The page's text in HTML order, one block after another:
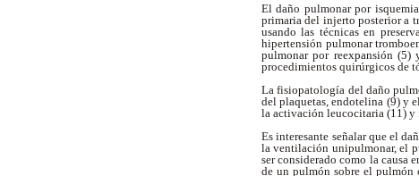
El daño pulmonar por
primaria del injerto posterior a
usando las técnicas en
hipertensión pulmonar
pulmonar por reexpansión
procedimientos quirúrgicos de
La fisiopatología del daño
del plaquetas, endotelina (9) y
la activación leucocitaria (11) y
Es interesante señalar que el
la ventilación unipulmonar, el
ser considerado como la causa
de un pulmón sobre el pulmón